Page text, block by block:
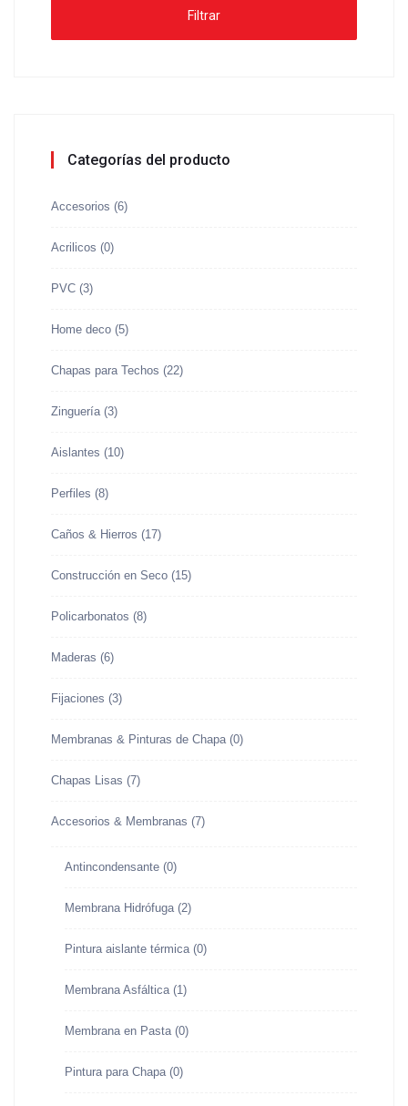
Filtrar
Categorías del producto
Accesorios (6)
Acrilicos (0)
PVC (3)
Home deco (5)
Chapas para Techos (22)
Zinguería (3)
Aislantes (10)
Perfiles (8)
Caños & Hierros (17)
Construcción en Seco (15)
Policarbonatos (8)
Maderas (6)
Fijaciones (3)
Membranas & Pinturas de Chapa (0)
Chapas Lisas (7)
Accesorios & Membranas (7)
Antincondensante (0)
Membrana Hidrófuga (2)
Pintura aislante térmica (0)
Membrana Asfáltica (1)
Membrana en Pasta (0)
Pintura para Chapa (0)